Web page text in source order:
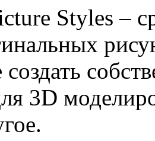
Styles –
3D